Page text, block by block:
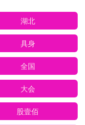
湖北
具身
全国
大会
股壹佰